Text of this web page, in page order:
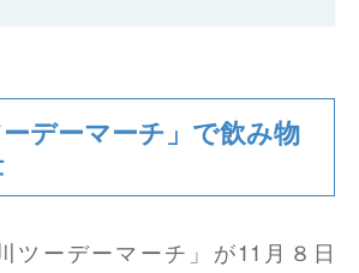
ーデーマーチ」で飲み物
ツーデーマーチ」が11月８日